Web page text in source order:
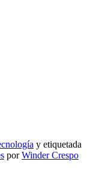
y etiquetada
porWinder Crespo